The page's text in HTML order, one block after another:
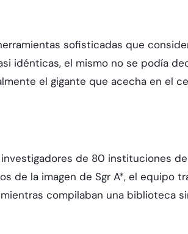
sofisticadas que
idénticas, el mismo no se podía
el gigante que acecha en el
de 80 instituciones
de la imagen de Sgr A*, el equipo
compilaban una biblioteca